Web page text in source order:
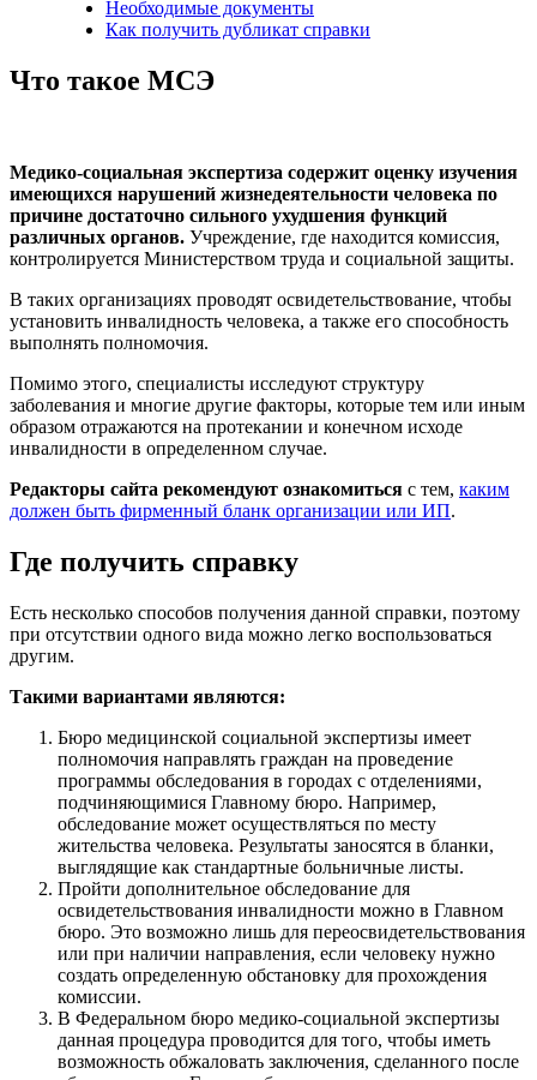
Необходимые документы
Как получить дубликат справки
Что такое МСЭ
Медико-социальная экспертиза содержит оценку изучения
имеющихся нарушений жизнедеятельности человека по
причине достаточно сильного ухудшения функций
различных органов. Учреждение, где находится комиссия,
контролируется Министерством труда и социальной защиты.
В таких организациях проводят освидетельствование, чтобы
установить инвалидность человека, а также его способность
выполнять полномочия.
Помимо этого, специалисты исследуют структуру
заболевания и многие другие факторы, которые тем или иным
образом отражаются на протекании и конечном исходе
инвалидности в определенном случае.
Редакторы сайта рекомендуют ознакомиться с тем, каким
должен быть фирменный бланк организации или ИП.
Где получить справку
Есть несколько способов получения данной справки, поэтому
при отсутствии одного вида можно легко воспользоваться
другим.
Такими вариантами являются:
Бюро медицинской социальной экспертизы имеет
полномочия направлять граждан на проведение
программы обследования в городах с отделениями,
подчиняющимися Главному бюро. Например,
обследование может осуществляться по месту
жительства человека. Результаты заносятся в бланки,
выглядящие как стандартные больничные листы.
Пройти дополнительное обследование для
освидетельствования инвалидности можно в Главном
бюро. Это возможно лишь для переосвидетельствования
или при наличии направления, если человеку нужно
создать определенную обстановку для прохождения
комиссии.
В Федеральном бюро медико-социальной экспертизы
данная процедура проводится для того, чтобы иметь
возможность обжаловать заключения, сделанного после